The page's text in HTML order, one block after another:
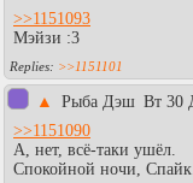
>>1151093
Мэйзи :3
>>1151101
▲ Рыба Дэш Вт 30
>>1151090
А, нет, всё-таки ушёл.
Спокойной ночи, Спайк.